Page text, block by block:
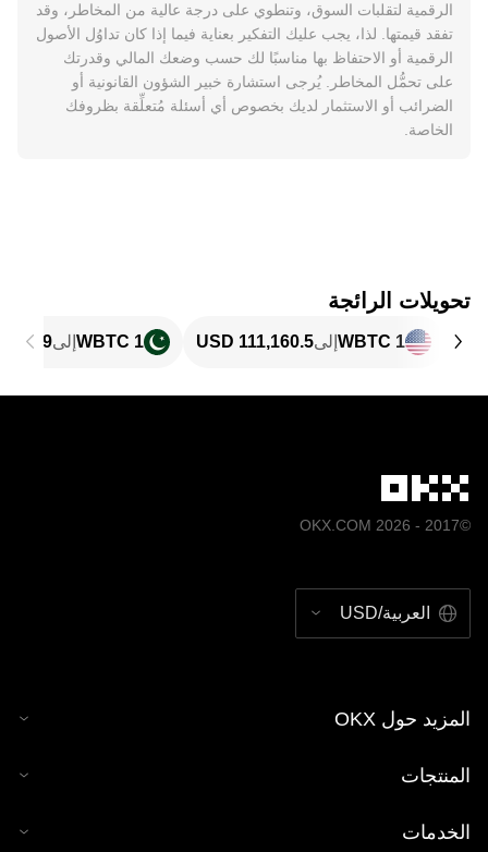
الرقمية لتقلبات السوق، وتنطوي على درجة عالية من المخاطر، وقد
تفقد قيمتها. لذا، يجب عليك التفكير بعناية فيما إذا كان تداوُل الأصول
الرقمية أو الاحتفاظ بها مناسبًا لك حسب وضعك المالي وقدرتك
على تحمُّل المخاطر. يُرجى استشارة خبير الشؤون القانونية أو
الضرائب أو الاستثمار لديك بخصوص أي أسئلة مُتعلِّقة بظروفك
الخاصة.
تحويلات الرائجة
1 WBTC إلى 1 WBTC إلى
©2017 - 2026 OKX.COM
العربية/USD
المزيد حول OKX
المنتجات
الخدمات